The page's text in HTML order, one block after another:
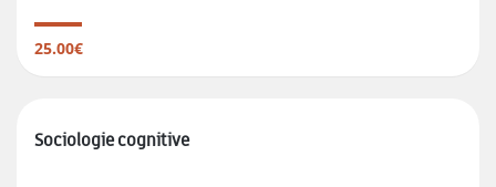
25.00€
Sociologie cognitive